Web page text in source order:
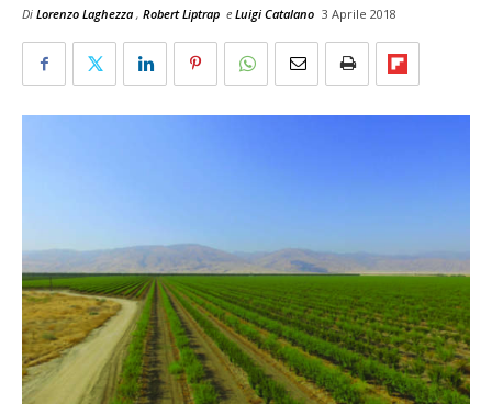
Di Lorenzo Laghezza , Robert Liptrap e Luigi Catalano 3 Aprile 2018